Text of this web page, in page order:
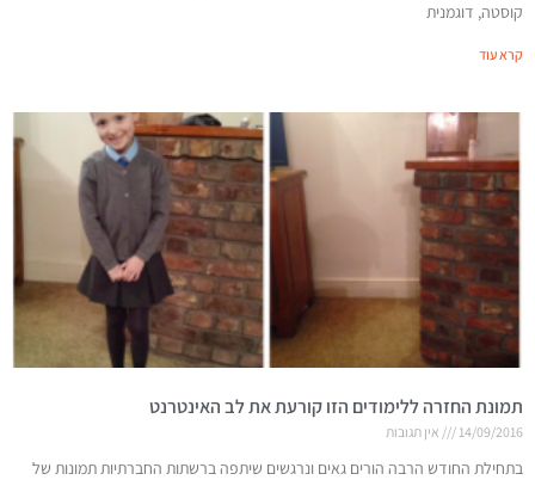
קוסטה, דוגמנית
קרא עוד
תמונת החזרה ללימודים הזו קורעת את לב האינטרנט
14/09/2016 אין תגובות
בתחילת החודש הרבה הורים גאים ונרגשים שיתפה ברשתות החברתיות תמונות של